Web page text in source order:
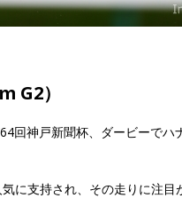
G2）
回神戸新聞杯、ダービーで
に支持され、その走りに注目